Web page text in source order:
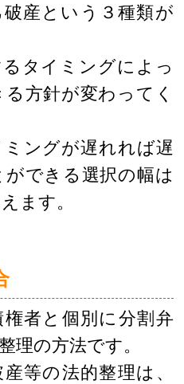
産という３種類が
タイミングによっ
方針が変わってく
ングが遅れれば遅
できる選択の幅は
ます。
者と個別に分割弁
理の方法です。
等の法的整理は、